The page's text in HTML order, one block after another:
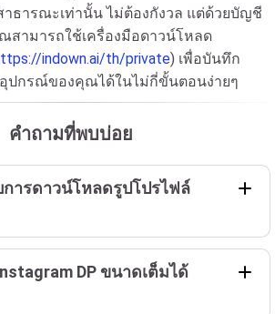
าธารณะเท่านั้น ไม่ต้องกังวล แต่ด้วยบัญชี
สามารถใช้เครื่องมือดาวน์โหลด
indown.ai/th/private) เพื่อบันทึก
ปกรณ์ของคุณได้ในไม่กี่ขั้นตอนง่ายๆ
คำถามที่พบบ่อย
การดาวน์โหลดรูปโปรไฟล์
DP ขนาดเต็มได้